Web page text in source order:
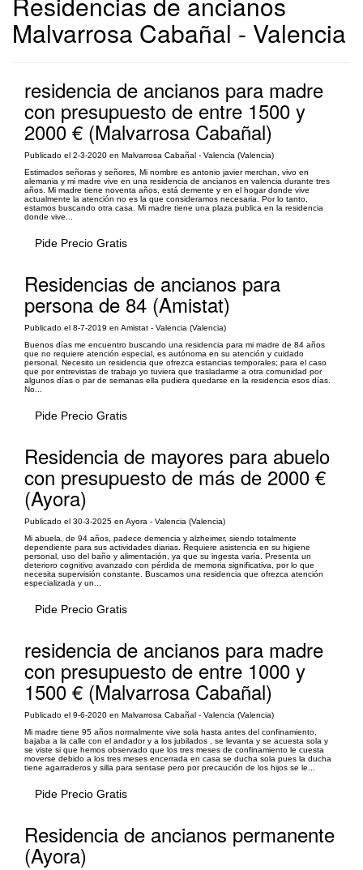
Malvarrosa Cabañal - Valencia
residencia de ancianos para madre
con presupuesto de entre 1500 y
2000 € (Malvarrosa Cabañal)
Publicado el 2-3-2020 en Malvarrosa Cabañal - Valencia (Valencia)
Estimados señoras y señores, Mi nombre es antonio javier merchan, vivo en
alemania y mi madre vive en una residencia de ancianos en valencia durante tres
años. Mi madre tiene noventa años, está demente y en el hogar donde vive
actualmente la atención no es la que consideramos necesaria. Por lo tanto,
estamos buscando otra casa. Mi madre tiene una plaza publica en la residencia
donde vive...
Pide Precio Gratis
Residencias de ancianos para
persona de 84 (Amistat)
Publicado el 8-7-2019 en Amistat - Valencia (Valencia)
Buenos días me encuentro buscando una residencia para mi madre de 84 años
que no requiere atención especial, es autónoma en su atención y cuidado
personal. Necesito un residencia que ofrezca estancias temporales; para el caso
que por entrevistas de trabajo yo tuviera que trasladarme a otra comunidad por
algunos días o par de semanas ella pudiera quedarse en la residencia esos días.
No...
Pide Precio Gratis
Residencia de mayores para abuelo
con presupuesto de más de 2000 €
(Ayora)
Publicado el 30-3-2025 en Ayora - Valencia (Valencia)
Mi abuela, de 94 años, padece demencia y alzheimer, siendo totalmente
dependiente para sus actividades diarias. Requiere asistencia en su higiene
personal, uso del baño y alimentación, ya que su ingesta varía. Presenta un
deterioro cognitivo avanzado con pérdida de memoria significativa, por lo que
necesita supervisión constante. Buscamos una residencia que ofrezca atención
especializada y un...
Pide Precio Gratis
residencia de ancianos para madre
con presupuesto de entre 1000 y
1500 € (Malvarrosa Cabañal)
Publicado el 9-6-2020 en Malvarrosa Cabañal - Valencia (Valencia)
Mi madre tiene 95 años normalmente vive sola hasta antes del confinamiento,
bajaba a la calle con el andador y a los jubilados , se levanta y se acuesta sola y
se viste si que hemos observado que los tres meses de confinamiento le cuesta
moverse debido a los tres meses encerrada en casa se ducha sola pues la ducha
tiene agarraderos y silla para sentase pero por precaución de los hijos se le...
Pide Precio Gratis
Residencia de ancianos permanente
(Ayora)